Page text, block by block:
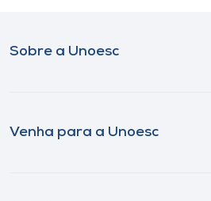
Sobre a Unoesc
Venha para a Unoesc